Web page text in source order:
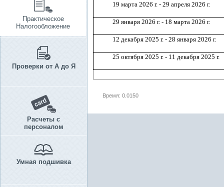
Практическое
Налогообложение
Проверки от А до Я
Расчеты с
персоналом
Умная подшивка
19 марта 2026 г. - 29 апреля 2026 г.
29 января 2026 г. - 18 марта 2026 г.
12 декабря 2025 г. - 28 января 2026 г.
25 октября 2025 г. - 11 декабря 2025 г.
Время: 0.0150